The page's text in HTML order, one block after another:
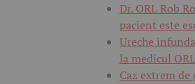
Dr. ORL Rob
pacient este
Ureche
la medicul ORL
Caz extrem de